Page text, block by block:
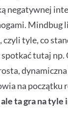
negatywnej
Mindbug
tyle, co
tutaj np.
na początku
ta gra na tyle